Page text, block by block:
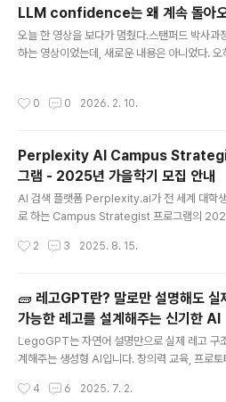
LLM confidence는 왜 계속 돌아
오늘 한 영상을 보다가 멈췄다.스탠퍼드 박사과
하는 영상이었는데, 새로운 내용은 아니었다.
이거다. 논문엔 95%, 심지어 100% 정확도가
안 간다"는 얘기.의료 AI뿐 아니라 에이전트,
얘기가 나온다.Confidence ..
0 0 2026. 2. 10.
Perplexity AI Campus
그램 - 2025년 가을학기 모집 안내
AI 검색 플랫폼 Perplexity.ai가 전 세계 대학
로 하는 Campus Strategist 프로그램의
일로, 관심 있는 학생들의 신속한 준비가 필요합
램입니다. 전 세계 모든 캠퍼스에서 지원 가능하
제한이 없습니다. 캠퍼스당 최대 3명을 선발하여
예로 운영됩니다.지원 마감일: 2025년 8월 15
상: 전 세계 정규 재학생 (전공 무관)선발 인원:
램을 통한 수익 창출 기회과제 완료 ..
2 3 2025. 8. 15.
🧱 레고GPT란? 말로만 설명해도 실
가능한 레고를 설계해주는 신기한 AI
LegoGPT는 자연어 설명만으로 실제 레고 구
계해주는 생성형 AI입니다. 창의력 교육, 프로토
상상만 해도 레고가 완성된다면?“빨간색 스포츠
4 6 2025. 7. 2.